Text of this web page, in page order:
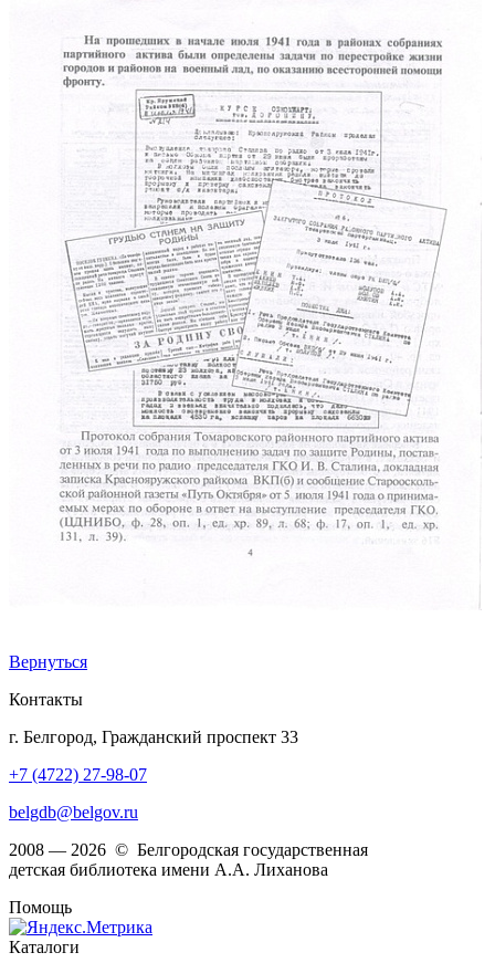
Вернуться
Контакты
г. Белгород, Гражданский проспект 33
+7 (4722) 27-98-07
belgdb@belgov.ru
2008 — 2026 © Белгородская государственная
детская библиотека имени А.А. Лиханова
Помощь
Каталоги